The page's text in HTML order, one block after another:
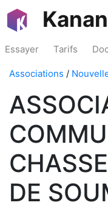
Essayer Tarifs
Associations /
DE